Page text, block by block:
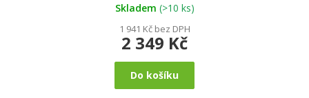
Skladem (>10 ks)
1 941 Kč bez DPH
2 349 Kč
Do košíku